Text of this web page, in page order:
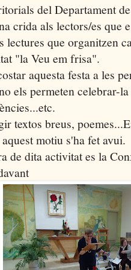
del Departament
crida als lectors/es que
lectures que organitzen
"la Veu em frisa".
aquesta festa a les
els permeten celebrar-
textos breus,
motiu s'ha fet avui.
de dita activitat es la